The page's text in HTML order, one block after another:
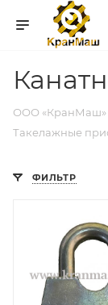
ООО «КранМаш»
Такелажные
ФИЛЬТР